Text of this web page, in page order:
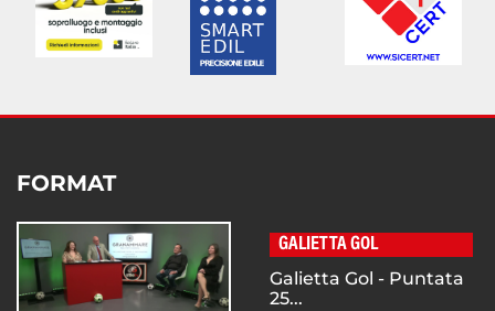
FORMAT
GALIETTA GOL
Galietta Gol - Puntata
25...